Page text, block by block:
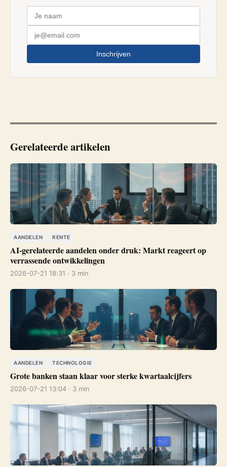
Inschrijven
Gerelateerde artikelen
AANDELEN RENTE
AI-gerelateerde aandelen onder druk: Markt reageert op
verrassende ontwikkelingen
2026-07-21 18:31 · 3 min
AANDELEN TECHNOLOGIE
Grote banken staan klaar voor sterke kwartaalcijfers
2026-07-21 13:04 · 3 min